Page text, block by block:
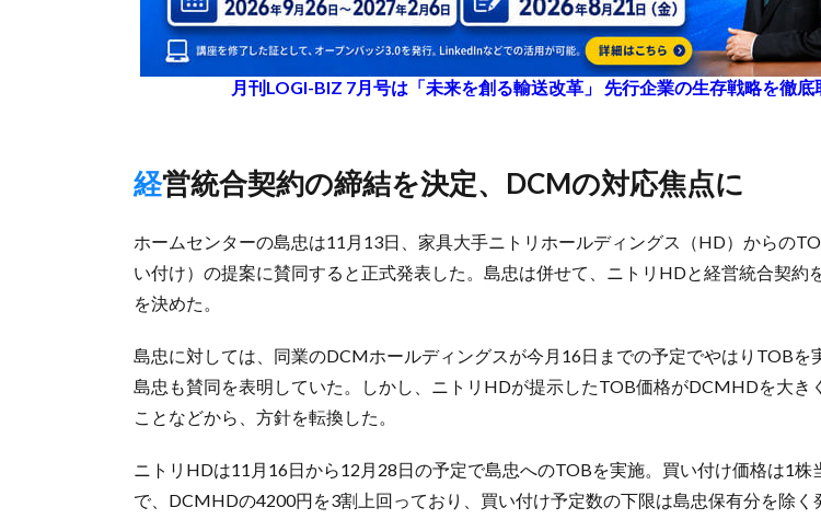
月刊LOGI-BIZ 7月号は「未来を創る輸送改革」 先行企業の生存戦略を徹底
経営統合契約の締結を決定、DCMの対応焦点に
ホームセンターの島忠は11月13日、家具大手ニトリホールディングス（HD）からの
い付け）の提案に賛同すると正式発表した。島忠は併せて、ニトリHDと経営統合契約
を決めた。
島忠に対しては、同業のDCMホールディングスが今月16日までの予定でやはりTOBを
島忠も賛同を表明していた。しかし、ニトリHDが提示したTOB価格がDCMHDを大き
ことなどから、方針を転換した。
ニトリHDは11月16日から12月28日の予定で島忠へのTOBを実施。買い付け価格は1株
で、DCMHDの4200円を3割上回っており、買い付け予定数の下限は島忠保有分を除く